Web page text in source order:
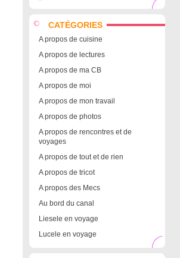
CATÉGORIES
A propos de cuisine
A propos de lectures
A propos de ma CB
A propos de moi
A propos de mon travail
A propos de photos
A propos de rencontres et de
voyages
A propos de tout et de rien
A propos de tricot
A propos des Mecs
Au bord du canal
Liesele en voyage
Lucele en voyage